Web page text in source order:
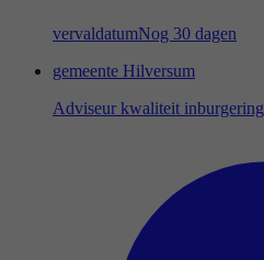
vervaldatumNog 30 dagen
gemeente Hilversum
Adviseur kwaliteit inburgering